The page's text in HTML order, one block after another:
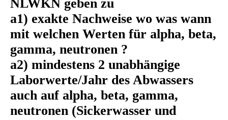
NLWKN geben zu
a1) exakte Nachweise wo was wann
mit welchen Werten für alpha, beta,
gamma, neutronen ?
a2) mindestens 2 unabhängige
Laborwerte/Jahr des Abwassers
auch auf alpha, beta, gamma,
neutronen (Sickerwasser und